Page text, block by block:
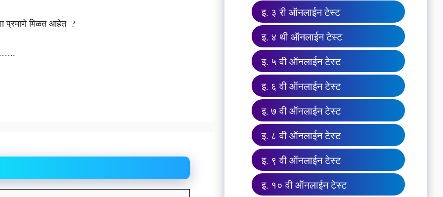
कशा प्रमाणे मिळत आहेत ?
इ. ३ री ऑनलाईन टेस्ट
इ. ४ थी ऑनलाईन टेस्ट
इ. ५ वी ऑनलाईन टेस्ट
इ. ६ वी ऑनलाईन टेस्ट
इ. ७ वी ऑनलाईन टेस्ट
इ. ८ वी ऑनलाईन टेस्ट
इ. ९ वी ऑनलाईन टेस्ट
इ. १० वी ऑनलाईन टेस्ट